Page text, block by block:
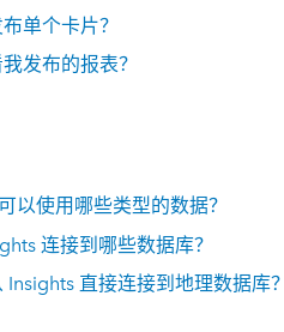
单个卡片？
发布的报表？
以使用哪些类型的数据？
连接到哪些数据库？
Insights直接连接到地理数据库？